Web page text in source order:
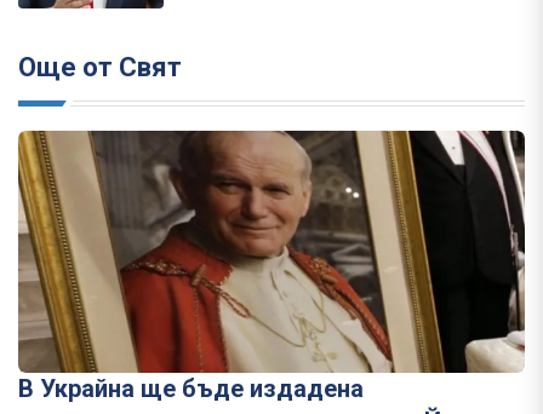
Още от Свят
В Украйна ще бъде издадена